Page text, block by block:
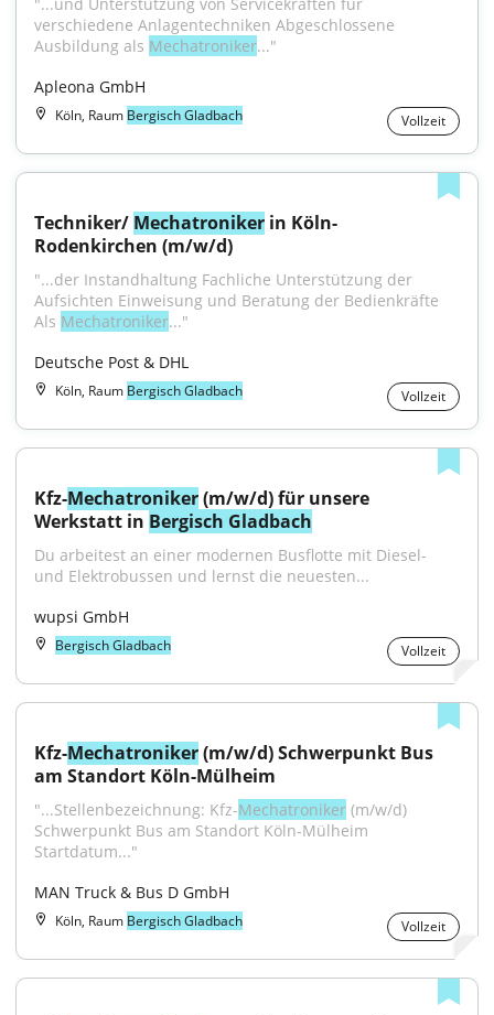
verschiedene Anlagentechniken Abgeschlossene
Ausbildung als Mechatroniker..."
Apleona GmbH
Köln, Raum Bergisch Gladbach Vollzeit
Techniker/ Mechatroniker in Köln-
Rodenkirchen (m/w/d)
"...der Instandhaltung Fachliche Unterstützung der
Aufsichten Einweisung und Beratung der Bedienkräfte
Als Mechatroniker..."
Deutsche Post & DHL
Köln, Raum Bergisch Gladbach Vollzeit
Kfz-Mechatroniker (m/w/d) für unsere
Werkstatt in Bergisch Gladbach
Du arbeitest an einer modernen Busflotte mit Diesel-
und Elektrobussen und lernst die neuesten...
wupsi GmbH
Bergisch Gladbach Vollzeit
Kfz-Mechatroniker (m/w/d) Schwerpunkt Bus
am Standort Köln-Mülheim
"...Stellenbezeichnung: Kfz-Mechatroniker (m/w/d)
Schwerpunkt Bus am Standort Köln-Mülheim
Startdatum..."
MAN Truck & Bus D GmbH
Köln, Raum Bergisch Gladbach Vollzeit